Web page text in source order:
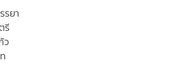
รยา
รี
ว